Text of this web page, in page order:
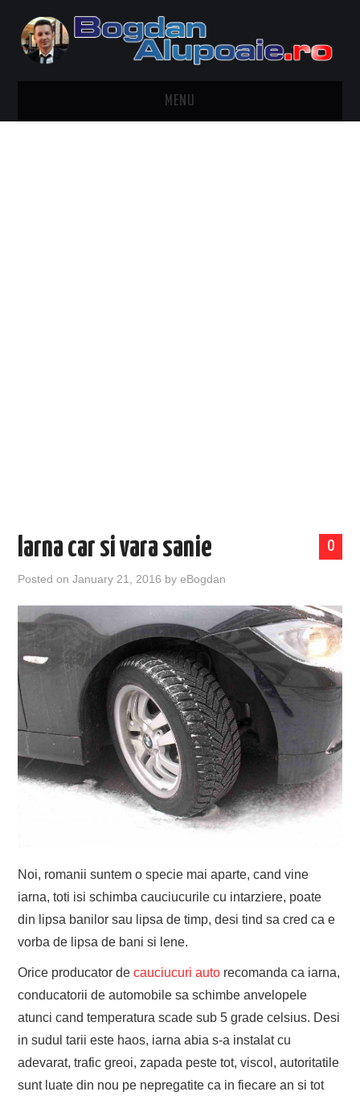
MENU
0
Iarna car si vara sanie
Posted onJanuary 21, 2016 byeBogdan
Noi, romanii suntem o specie mai aparte, cand vine
iarna, toti isi schimba cauciucurile cu intarziere, poate
din lipsa banilor sau lipsa de timp, desi tind sa cred ca e
vorba de lipsa de bani si lene.
Orice producator decauciucuri auto recomanda ca iarna,
conducatorii de automobile sa schimbe anvelopele
atunci cand temperatura scade sub 5 grade celsius. Desi
in sudul tarii este haos, iarna abia s-a instalat cu
adevarat, trafic greoi, zapada peste tot, viscol, autoritatile
sunt luate din nou pe nepregatite ca in fiecare an si tot